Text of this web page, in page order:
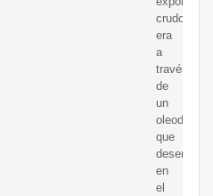
crudo
era
a
través
de
un
oleoducto
que
en
el